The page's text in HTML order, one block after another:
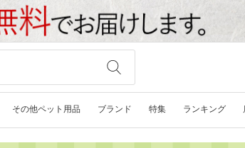
その他ペット用品 ブランド 特集 ランキング